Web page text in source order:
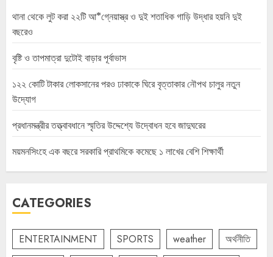
থানা থেকে লুট করা ২২টি আ*গ্নেয়াস্ত্র ও দুই শতাধিক গাড়ি উদ্ধার হয়নি দুই
বছরেও
বৃষ্টি ও তাপমাত্রা দুটোই বাড়ার পূর্বাভাস
১২২ কোটি টাকার লোকসানের পরও ঢাকাকে ঘিরে বৃত্তাকার নৌপথ চালুর নতুন
উদ্যোগ
প্রধানমন্ত্রীর তত্ত্বাবধানে স্মৃতির উদ্দেশ্যে উদ্বোধন হবে জাদুঘরের
ময়মনসিংহে এক বছরে সরকারি প্রাথমিকে কমেছে ১ লাখের বেশি শিক্ষার্থী
CATEGORIES
ENTERTAINMENT SPORTS weather
অর্থনীতি